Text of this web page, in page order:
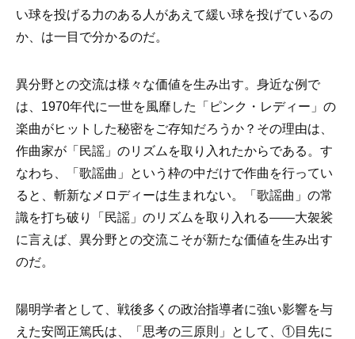
い球を投げる力のある人があえて緩い球を投げているの
か、は一目で分かるのだ。
異分野との交流は様々な価値を生み出す。身近な例で
は、1970年代に一世を風靡した「ピンク・レディー」の
楽曲がヒットした秘密をご存知だろうか？その理由は、
作曲家が「民謡」のリズムを取り入れたからである。す
なわち、「歌謡曲」という枠の中だけで作曲を行ってい
ると、斬新なメロディーは生まれない。「歌謡曲」の常
識を打ち破り「民謡」のリズムを取り入れる——大袈裟
に言えば、異分野との交流こそが新たな価値を生み出す
のだ。
陽明学者として、戦後多くの政治指導者に強い影響を与
えた安岡正篤氏は、「思考の三原則」として、①目先に